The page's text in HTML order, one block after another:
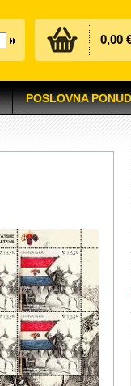
0,00
POSLOVNA